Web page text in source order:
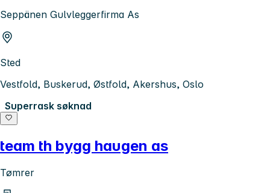
Seppänen Gulvleggerfirma As
Sted
Vestfold, Buskerud, Østfold, Akershus, Oslo
Superrask søknad
team th bygg haugen as
Tømrer